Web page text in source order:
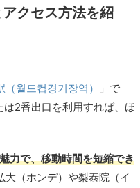
クセス方法を紹
월드컵경기장역）
」で
2番出口を利用すれば、ほ
力で、移動時間を短縮でき
（ホンデ）や梨泰院（イ